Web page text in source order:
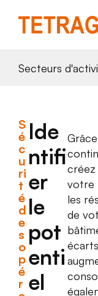
Secteurs
S
é
c
u
ri
t
é
d
e
s
o
p
é
r
Ide
ntifi
er
le
pot
enti
el
créez
votre
les
de